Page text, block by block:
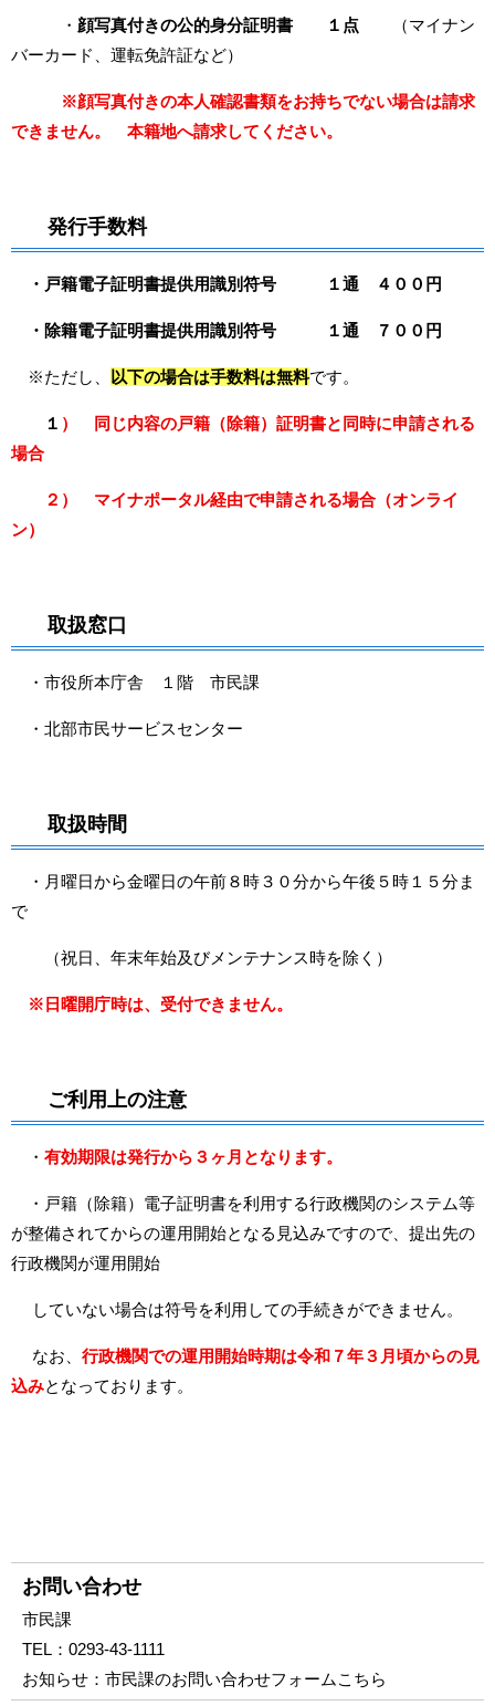
・ 顔写真付きの公的身分証明書 １点
（マイナン
バーカード、運転免許証など）
※顔写真付きの本人確認書類をお持ちでない場合は請求
できません。 本籍地へ請求してください。
発行手数料
・戸籍電子証明書提供用識別符号 １通 ４００円
・除籍電子証明書提供用識別符号 １通 ７００円
※ただし、 以下の場合は手数料は無料です。
１ ） 同じ内容の戸籍（除籍）証明書と同時に申請される
場合
２） マイナポータル経由で申請される場合（オンライ
ン）
取扱窓口
・市役所本庁舎 １階 市民課
・北部市民サービスセンター
取扱時間
・月曜日から金曜日の午前８時３０分から午後５時１５分ま
で
（祝日、年末年始及びメンテナンス時を除く）
※日曜開庁時は、受付できません。
ご利用上の注意
・ 有効期限は発行から３ヶ月となります。
・戸籍（除籍）電子証明書を利用する行政機関のシステム等
が整備されてからの運用開始となる見込みですので、提出先の
行政機関が運用開始
していない場合は符号を利用しての手続きができません。
なお、 行政機関での運用開始時期は令和７年３月頃からの見
込みとなっております。
お問い合わせ
市民課
TEL： 0293-43-1111
お知らせ： 市民課のお問い合わせフォームこちら